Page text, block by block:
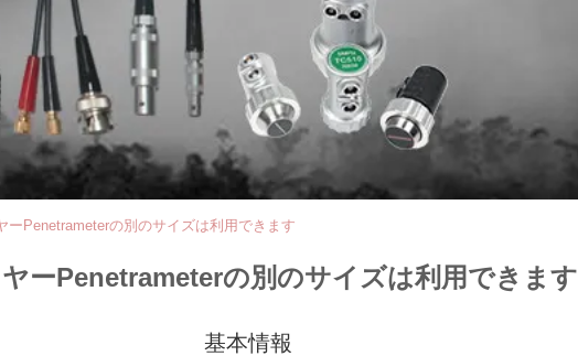
Penetrameterの別のサイズは利用できます
ーPenetrameterの別のサイズは利用できます
基本情報